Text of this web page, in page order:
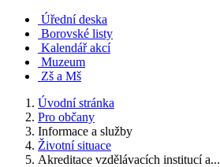
Úřední deska
Borovské listy
Kalendář akcí
Muzeum
Zš a Mš
Úvodní stránka
Pro občany
Informace a služby
Životní situace
Akreditace vzdělávacích institucí a...